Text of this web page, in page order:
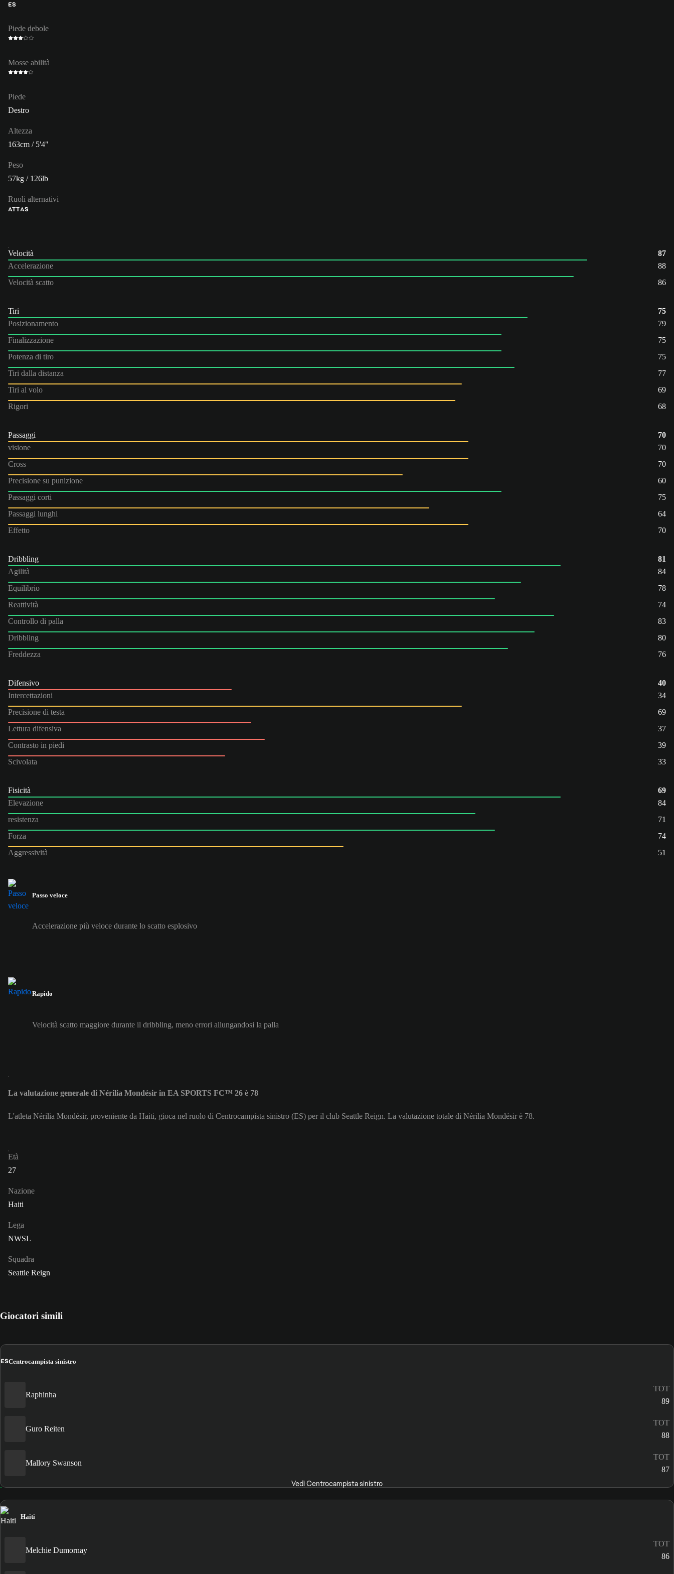
ES
Piede debole
Mosse abilità
Piede
Destro
Altezza
163cm / 5'4"
Peso
57kg / 126lb
Ruoli alternativi
ATTAS
Velocità
87
Accelerazione
88
Velocità scatto
86
Tiri
75
Posizionamento
79
Finalizzazione
75
Potenza di tiro
75
Tiri dalla distanza
77
Tiri al volo
69
Rigori
68
Passaggi
70
visione
70
Cross
70
Precisione su punizione
60
Passaggi corti
75
Passaggi lunghi
64
Effetto
70
Dribbling
81
Agilità
84
Equilibrio
78
Reattività
74
Controllo di palla
83
Dribbling
80
Freddezza
76
Difensivo
40
Intercettazioni
34
Precisione di testa
69
Lettura difensiva
37
Contrasto in piedi
39
Scivolata
33
Fisicità
69
Elevazione
84
resistenza
71
Forza
74
Aggressività
51
Passo veloce
Accelerazione più veloce durante lo scatto esplosivo
Rapido
Velocità scatto maggiore durante il dribbling, meno errori allungandosi la palla
La valutazione generale di Nérilia Mondésir in EA SPORTS FC™ 26 è 78
L'atleta Nérilia Mondésir, proveniente da Haiti, gioca nel ruolo di Centrocampista sinistro (ES) per il club Seattle Reign. La valutazione totale di Nérilia Mondésir è 78.
Età
27
Nazione
Haiti
Lega
NWSL
Squadra
Seattle Reign
Giocatori simili
ESCentrocampista sinistro
Raphinha
TOT
89
Guro Reiten
TOT
88
Mallory Swanson
TOT
87
Vedi Centrocampista sinistro
Haiti
Melchie Dumornay
TOT
86